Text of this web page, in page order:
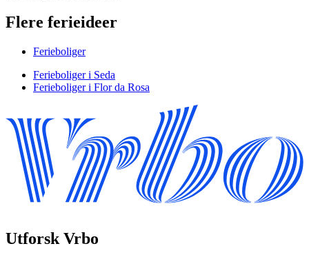
Flere ferieideer
Ferieboliger
Ferieboliger i Seda
Ferieboliger i Flor da Rosa
Utforsk Vrbo